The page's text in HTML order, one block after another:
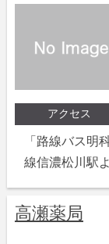
アクセス
「路線バス明
線信濃松川駅
高瀬薬局